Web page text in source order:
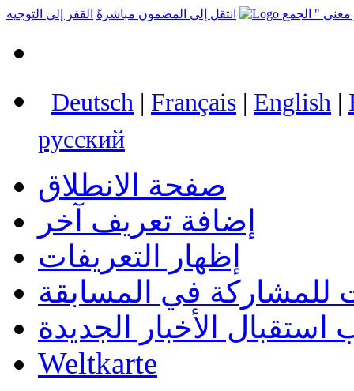
انتقل إلى المضمون مباشرةً القفز إلى التوجيه
Deutsch | Français | English |
русский
صفحة الانطلاق
إضافة تعريف آخر
إظهار التعريفات
للمشاركة في المسابقة
الأخبار الجديدة
Weltkarte